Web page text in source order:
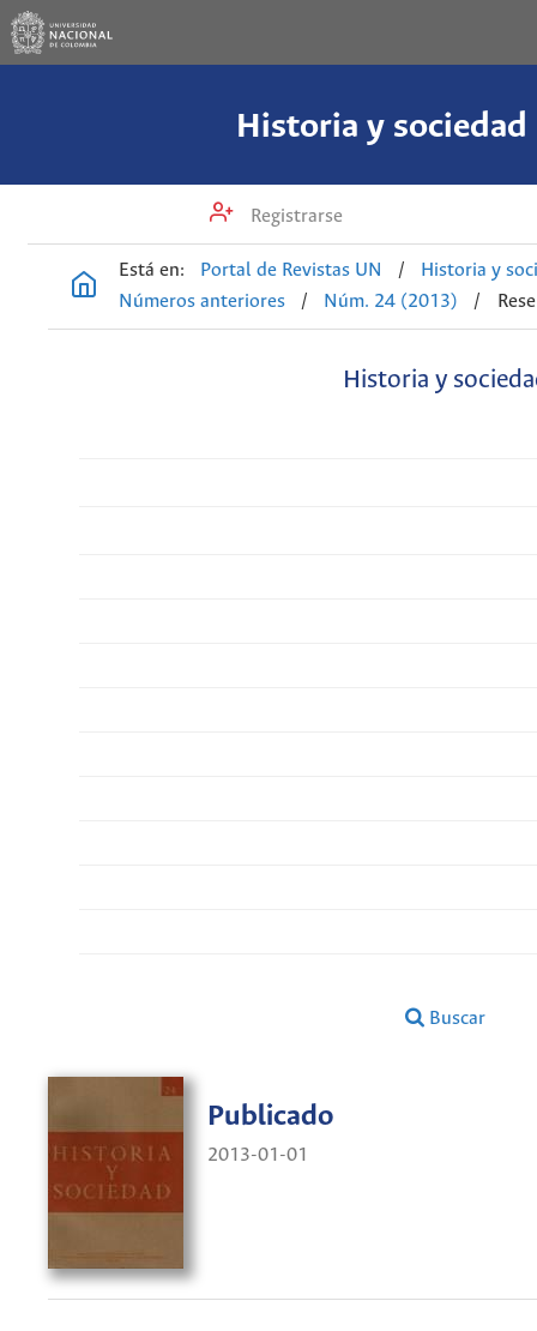
Historia y sociedad
Registrarse
Está en: Portal de Revistas UN /
Historia y
Números anteriores
/ Núm. 24 (2013) /
Historia y
Buscar
Publicado
2013-01-01